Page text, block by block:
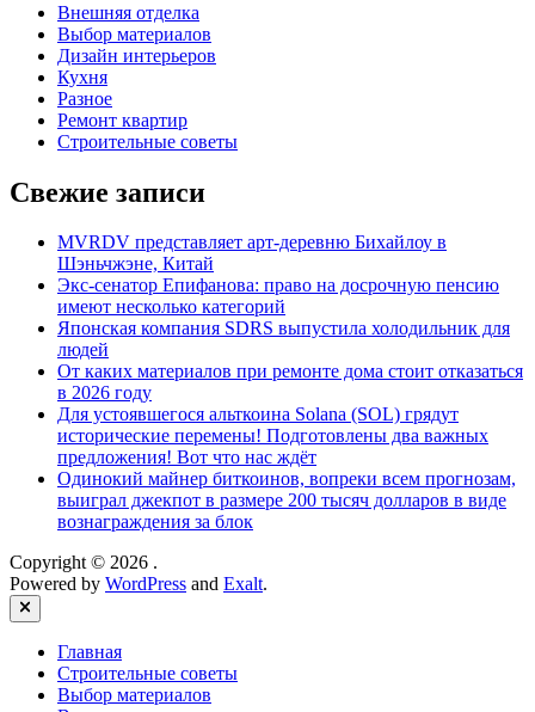
Внешняя отделка
Выбор материалов
Дизайн интерьеров
Кухня
Разное
Ремонт квартир
Строительные советы
Свежие записи
MVRDV представляет арт-деревню Бихайлоу в
Шэньчжэне, Китай
Экс-сенатор Епифанова: право на досрочную пенсию
имеют несколько категорий
Японская компания SDRS выпустила холодильник для
людей
От каких материалов при ремонте дома стоит отказаться
в 2026 году
Для устоявшегося альткоина Solana (SOL) грядут
исторические перемены! Подготовлены два важных
предложения! Вот что нас ждёт
Одинокий майнер биткоинов, вопреки всем прогнозам,
выиграл джекпот в размере 200 тысяч долларов в виде
вознаграждения за блок
Copyright © 2026 .
Powered by WordPress and Exalt.
Close
Главная
Строительные советы
Выбор материалов